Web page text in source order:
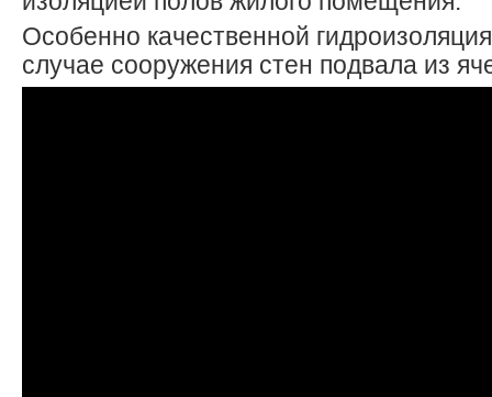
Особенно качественной
случае сооружения стен подвала из